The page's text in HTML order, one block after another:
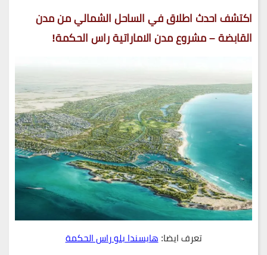
اكتشف احدث اطلاق في الساحل الشمالي من مدن
القابضة – مشروع مدن الاماراتية راس الحكمة!
تعرف ايضا:هايسندا بلو راس الحكمة